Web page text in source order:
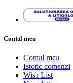
Contul meu
Contul meu
Istoric comenzi
Wish List